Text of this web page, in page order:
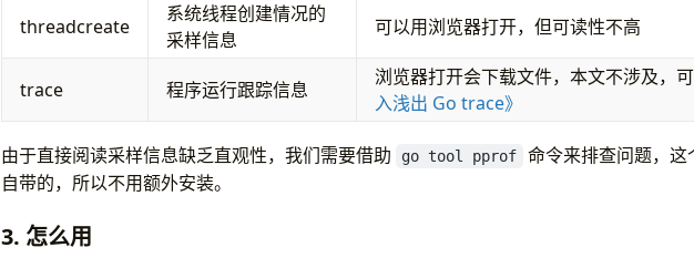
threadcreate
系统线程创建情况的
采样信息
可以用浏览器打开，但可读性不高
trace 程序运行跟踪信息
浏览器打开会下载文件，本文不涉及，
入浅出 Go trace》
由于直接阅读采样信息缺乏直观性，我们需要借助 go tool pprof
命令来排查问题，
自带的，所以不用额外安装。
3. 怎么用